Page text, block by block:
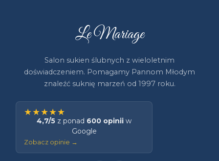
Le Mariage
Salon sukien ślubnych z wieloletnim
doświadczeniem. Pomagamy Pannom Młodym
znaleźć suknię marzeń od 1997 roku.
★★★★★
4,7/5 z ponad 600 opinii w
Google
Zobacz opinie →